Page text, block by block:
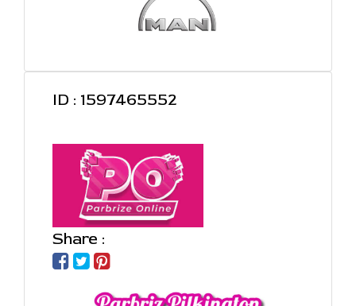
ID : 1597465552
Share :